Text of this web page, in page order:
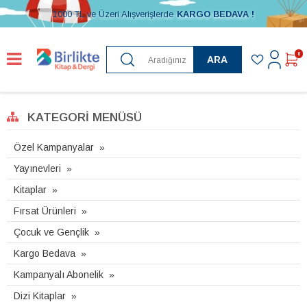
1000 TL ve Üzeri Alışverişlerde KARGO BEDAVA !
ARA
0
KATEGORI MENÜSÜ
Özel Kampanyalar
Yayınevleri
Kitaplar
Fırsat Ürünleri
Çocuk ve Gençlik
Kargo Bedava
Kampanyalı Abonelik
Dizi Kitaplar